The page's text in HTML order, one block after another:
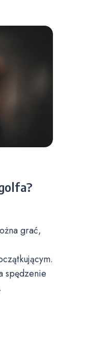
grać,
spędzenie